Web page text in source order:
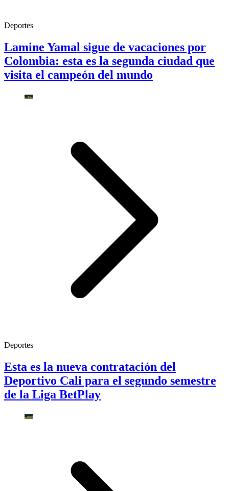
Deportes
Lamine Yamal sigue de vacaciones por
Colombia: esta es la segunda ciudad que
visita el campeón del mundo
Deportes
Esta es la nueva contratación del
Deportivo Cali para el segundo semestre
de la Liga BetPlay